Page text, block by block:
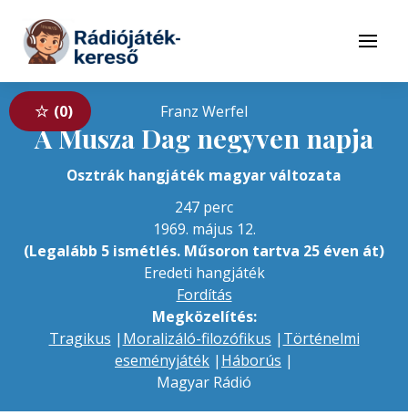
Tovább a tartalomhoz
Menü
0 Franz Werfel
A Musza Dag negyven napja
Osztrák hangjáték magyar változata
247 perc
1969. május 12.
(Legalább 5 ismétlés. Műsoron tartva 25 éven át)
Eredeti hangjáték
Fordítás
Megközelítés:
Tragikus | Moralizáló-filozófikus | Történelmi
eseményjáték | Háborús |
Magyar Rádió